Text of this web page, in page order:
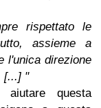
rispettato le
assieme a
l'unica direzione
[...] "
questa